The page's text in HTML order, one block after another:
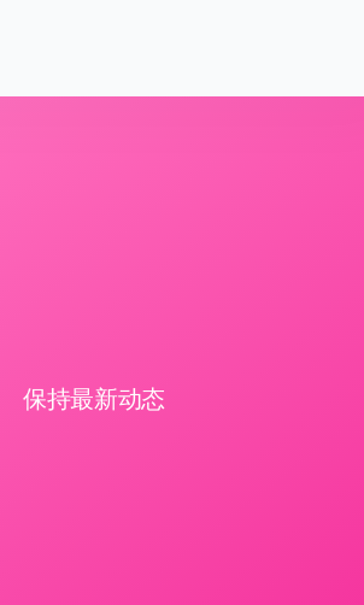
保持最新动态